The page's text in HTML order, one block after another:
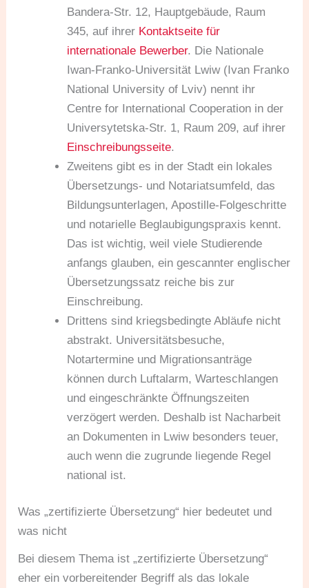
Bandera-Str. 12, Hauptgebäude, Raum
345, auf ihrer Kontaktseite für
internationale Bewerber. Die Nationale
Iwan-Franko-Universität Lwiw (Ivan Franko
National University of Lviv) nennt ihr
Centre for International Cooperation in der
Universytetska-Str. 1, Raum 209, auf ihrer
Einschreibungsseite.
Zweitens gibt es in der Stadt ein lokales
Übersetzungs- und Notariatsumfeld, das
Bildungsunterlagen, Apostille-Folgeschritte
und notarielle Beglaubigungspraxis kennt.
Das ist wichtig, weil viele Studierende
anfangs glauben, ein gescannter englischer
Übersetzungssatz reiche bis zur
Einschreibung.
Drittens sind kriegsbedingte Abläufe nicht
abstrakt. Universitätsbesuche,
Notartermine und Migrationsanträge
können durch Luftalarm, Warteschlangen
und eingeschränkte Öffnungszeiten
verzögert werden. Deshalb ist Nacharbeit
an Dokumenten in Lwiw besonders teuer,
auch wenn die zugrunde liegende Regel
national ist.
Was „zertifizierte Übersetzung“ hier bedeutet und
was nicht
Bei diesem Thema ist „zertifizierte Übersetzung“
eher ein vorbereitender Begriff als das lokale